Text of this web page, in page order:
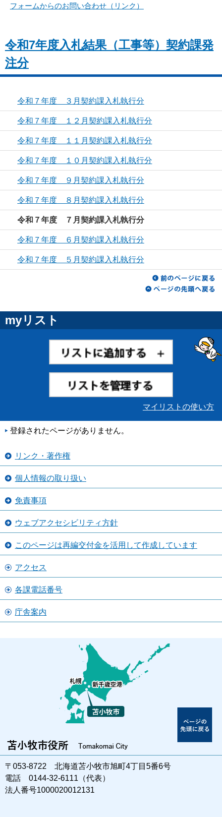
フォームからのお問い合わせ（リンク）
令和7年度入札結果（工事等）契約課発
注分
令和７年度 ３月契約課入札執行分
令和７年度 １２月契約課入札執行分
令和７年度 １１月契約課入札執行分
令和７年度 １０月契約課入札執行分
令和７年度 ９月契約課入札執行分
令和７年度 ８月契約課入札執行分
令和７年度 ７月契約課入札執行分
令和７年度 ６月契約課入札執行分
令和７年度 ５月契約課入札執行分
myリスト
マイリストの使い方
登録されたページがありません。
リンク・著作権
個人情報の取り扱い
免責事項
ウェブアクセシビリティ方針
このページは再編交付金を活用して作成しています
アクセス
各課電話番号
庁舎案内
〒053-8722 北海道苫小牧市旭町4丁目5番6号
電話 0144-32-6111（代表）
法人番号1000020012131